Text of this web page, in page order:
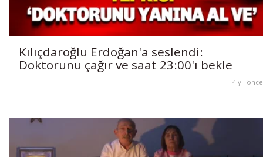
Kılıçdaroğlu Erdoğan'a seslendi:
Doktorunu çağır ve saat 23:00'ı bekle
4 yıl önce